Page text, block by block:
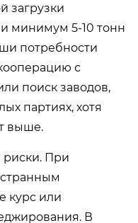
загрузки
минимум 5-10 тонн
потребности
с
поиск заводов,
партиях, хотя
выше.
При
курс или
В